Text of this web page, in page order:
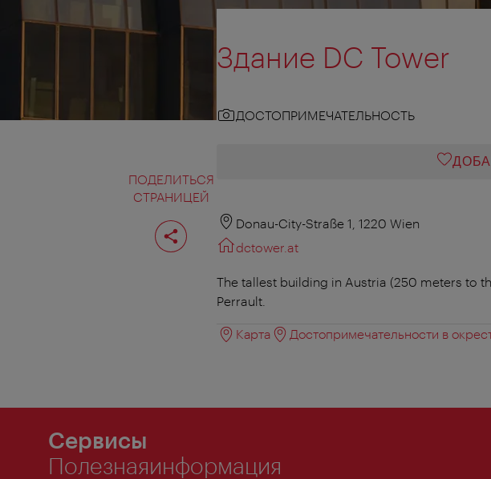
ПОДЕЛИТЬСЯ
СТРАНИЦЕЙ
Поделиться
страницей
Здание DC Tower
ДОСТОПРИМЕЧАТЕЛЬНОСТЬ
Donau-City-Straße 1, 1220 Wien
dctower.at
The tallest building in Austria (250 meters to
Perrault.
Карта Достопримечательности в
Сервисы
Полезнаяинформация